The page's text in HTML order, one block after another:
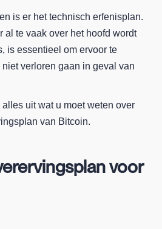
is er het technisch erfenisplan.
al te vaak over het hoofd wordt
is essentieel om ervoor te
verloren gaan in geval van
alles uit wat u moet weten over
van Bitcoin.
voor